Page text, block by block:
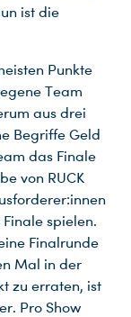
ist die
Punkte
Team
aus drei
Begriffe Geld
das Finale
von RUCK
spielen.
Finalrunde
Mal in der
zu erraten, ist
Pro Show